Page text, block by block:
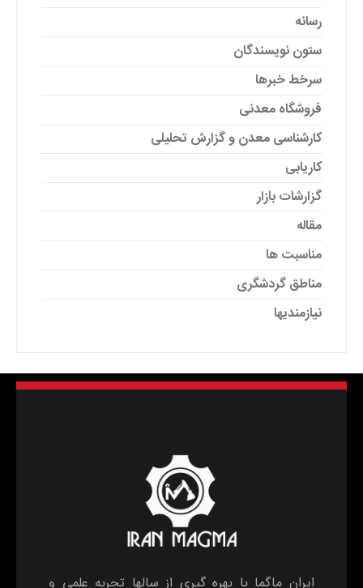
رسانه
ستون نویسندگان
سرخط خبرها
فروشگاه معدنی
کارشناسی معدن و گزارش تحلیلی
کاریابی
گزارشات بازار
مقاله
مناسبت ها
مناطق گردشگری
نیازمندیها
ایران ماگما با بهره گیری از سالها تجربه علمی و